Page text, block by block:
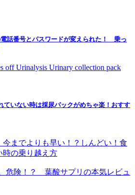
電話番号とパスワードが変えられた！ 乗っ
ていない時は採尿パックがめちゃ楽！おすす
今までよりも早い！？しんどい！食
時の乗り越え方
危険！？ 葉酸サプリの本気レビュ